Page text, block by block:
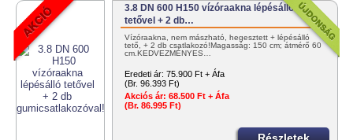
3.8 DN 600 H150 vízóraakna lépésálló
tetővel + 2 db…
Vízóraakna, nem mászható, hegesztett + lépésálló
tető, + 2 db csatlakozó!Magasság: 150 cm; átmérő 60
cm.KEDVEZMÉNYES…
Eredeti ár: 75.900 Ft + Áfa
(Br. 96.393 Ft)
Akciós ár: 68.500 Ft + Áfa
(Br. 86.995 Ft)